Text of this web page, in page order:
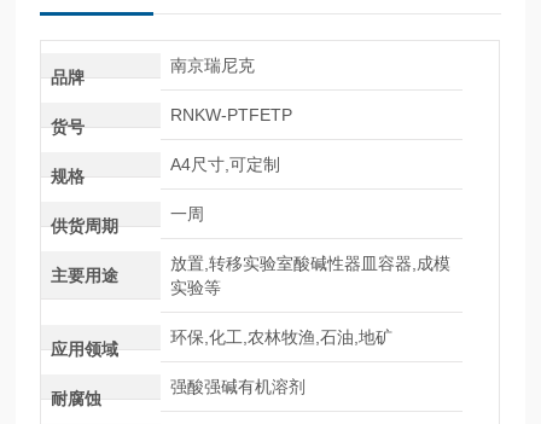
品牌
南京瑞尼克
货号
RNKW-PTFETP
规格
A4尺寸,可定制
供货周期
一周
主要用途
放置,转移实验室酸碱性器皿容器,成模
实验等
应用领域
环保,化工,农林牧渔,石油,地矿
耐腐蚀
强酸强碱有机溶剂